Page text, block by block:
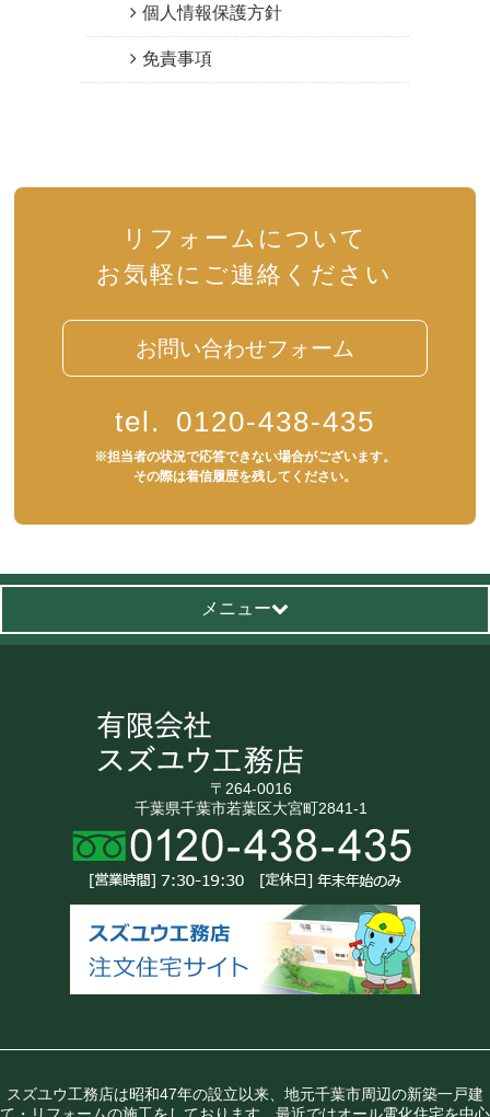
個人情報保護方針
免責事項
リフォームについて
お気軽にご連絡ください
お問い合わせフォーム
tel. 0120-438-435
※担当者の状況で応答できない場合がございます。
その際は着信履歴を残してください。
メニュー
〒264-0016
千葉県千葉市若葉区大宮町2841-1
スズユウ工務店は昭和47年の設立以来、地元千葉市周辺の新築一戸建
て・リフォームの施工をしております。最近ではオール電化住宅を中心